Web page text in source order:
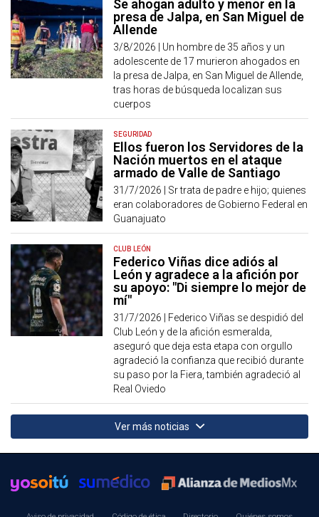
Se ahogan adulto y menor en la
presa de Jalpa, en San Miguel de
Allende
3/8/2026 | Un hombre de 35 años y un
adolescente de 17 murieron ahogados en
la presa de Jalpa, en San Miguel de Allende,
tras horas de búsqueda localizan sus
cuerpos
SEGURIDAD
Ellos fueron los Servidores de la
Nación muertos en el ataque
armado de Valle de Santiago
31/7/2026 | Sr trata de padre e hijo; quienes
eran colaboradores de Gobierno Federal en
Guanajuato
CLUB LEÓN
Federico Viñas dice adiós al
León y agradece a la afición por
su apoyo: "Di siempre lo mejor de
mí"
31/7/2026 | Federico Viñas se despidió del
Club León y de la afición esmeralda,
aseguró que deja esta etapa con orgullo
agradeció la confianza que recibió durante
su paso por la Fiera, también agradeció al
Real Oviedo
Ver más noticias